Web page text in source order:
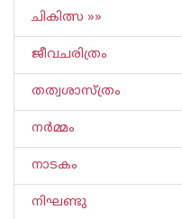
ചികിത്സ »»
ജീവചരിത്രം
തത്വശാസ്ത്രം
നര്‍മ്മം
നാടകം
നിഘണ്ടു